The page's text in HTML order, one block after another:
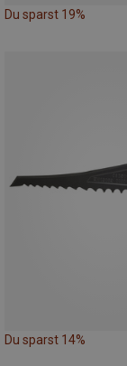
Du sparst 19%
Du sparst 14%